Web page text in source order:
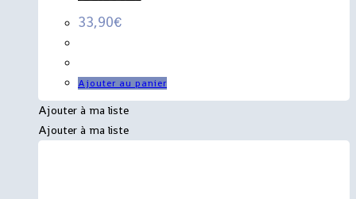
33,90€
Ajouter au panier
Ajouter à ma liste
Ajouter à ma liste